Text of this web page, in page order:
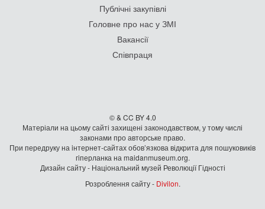
Публічні закупівлі
Головне про нас у ЗМІ
Вакансії
Співпраця
© & CC BY 4.0
Матеріали на цьому сайті захищені законодавством, у тому числі
законами про авторське право.
При передруку на iнтернет-сайтах обов’язкова відкрита для пошуковиків
гiперланка на maidanmuseum.org.
Дизайн сайту - Національний музей Революції Гідності
Розроблення сайту - Divilon.